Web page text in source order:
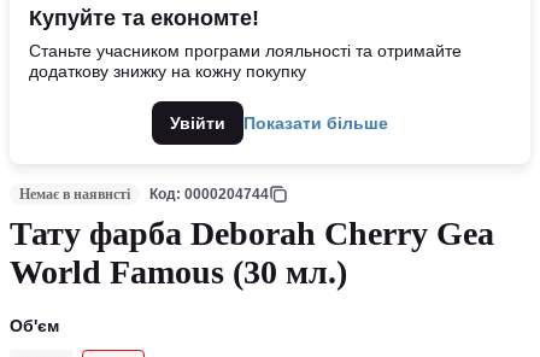
Купуйте та економте!
Станьте учасником програми лояльності та отримайте
додаткову знижку на кожну покупку
Увійти Показати більше
Немає в наявнсті Код: 0000204744
Тату фарба Deborah Cherry Gea
World Famous (30 мл.)
Об'єм